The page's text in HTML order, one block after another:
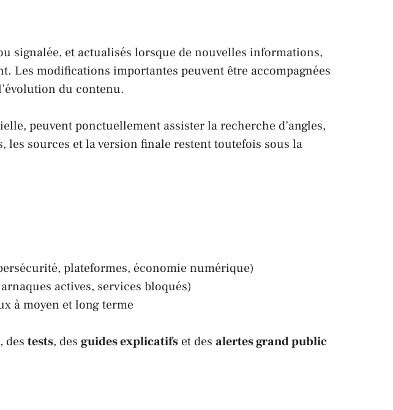
signalée, et actualisés lorsque de nouvelles informations,
Les modifications importantes peuvent être accompagnées
du contenu.
peuvent ponctuellement assister la recherche d’angles,
sources et la version finale restent toutefois sous la
plateformes, économie numérique)
actives, services bloqués)
à moyen et long terme
, des tests, des guides explicatifs et des alertes grand public